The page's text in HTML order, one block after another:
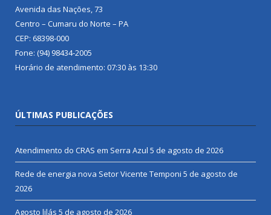
Avenida das Nações, 73
Centro – Cumaru do Norte – PA
CEP: 68398-000
Fone: (94) 98434-2005
Horário de atendimento: 07:30 às 13:30
ÚLTIMAS PUBLICAÇÕES
Atendimento do CRAS em Serra Azul 5 de agosto de 2026
Rede de energia nova Setor Vicente Temponi 5 de agosto de
2026
Agosto lilás 5 de agosto de 2026